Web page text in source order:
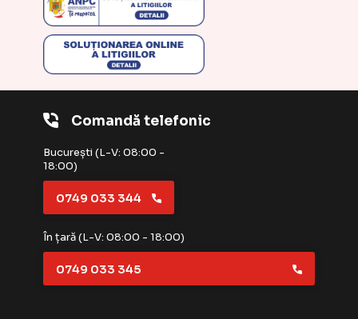
Comandă telefonic
București (L-V: 08:00 -
18:00)
0749 033 344
În țară (L-V: 08:00 - 18:00)
0749 033 345